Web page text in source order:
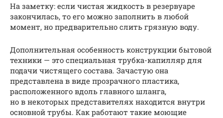
На заметку: если чистая жидкость в резервуаре
закончилась, то его можно заполнить в любой
момент, но предварительно слить грязную воду.
Дополнительная особенность конструкции бытовой
техники — это специальная трубка-капилляр для
подачи чистящего состава. Зачастую она
представлена в виде прозрачного пластика,
расположенного вдоль главного шланга,
но в некоторых представителях находится внутри
основной трубы. Как работают такие моющие